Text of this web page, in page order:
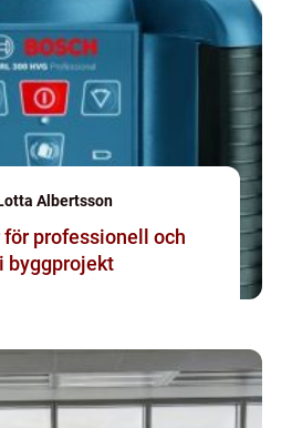
Albertsson
professionell och
byggprojekt